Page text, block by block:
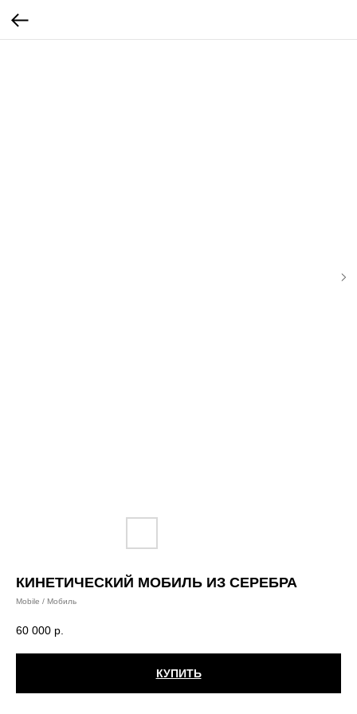
КИНЕТИЧЕСКИЙ МОБИЛЬ ИЗ СЕРЕБРА
Mobile / Мобиль
60 000 р.
КУПИТЬ